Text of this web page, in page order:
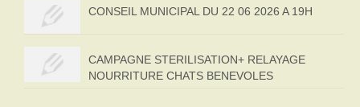
CONSEIL MUNICIPAL DU 22 06 2026 A 19H
CAMPAGNE STERILISATION+ RELAYAGE
NOURRITURE CHATS BENEVOLES